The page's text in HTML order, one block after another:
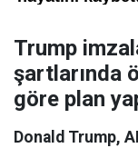
Trump
şartlarında
göre plan
Donald Trump,